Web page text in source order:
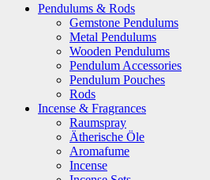
Pendulums & Rods
Gemstone Pendulums
Metal Pendulums
Wooden Pendulums
Pendulum Accessories
Pendulum Pouches
Rods
Incense & Fragrances
Raumspray
Ätherische Öle
Aromafume
Incense